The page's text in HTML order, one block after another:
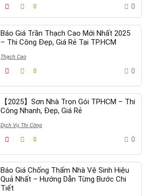
0 0
Báo Giá Trần Thạch Cao Mới Nhất 2025
– Thi Công Đẹp, Giá Rẻ Tại TP.HCM
Thạch Cao
0 0
【2025】Sơn Nhà Trọn Gói TPHCM – Thi
Công Nhanh, Đẹp, Giá Rẻ
Dịch Vụ Thi Công
0 0
Báo Giá Chống Thấm Nhà Vệ Sinh Hiệu
Quả Nhất – Hướng Dẫn Từng Bước Chi
Tiết